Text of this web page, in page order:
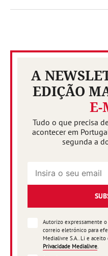
A
EDIÇÃO
E-
Tudo o que precisa
acontecer em
segunda a
Autorizo expressamente
correio eletrónico para
Medialivre S.A.. Li e
Privacidade Medialivre.